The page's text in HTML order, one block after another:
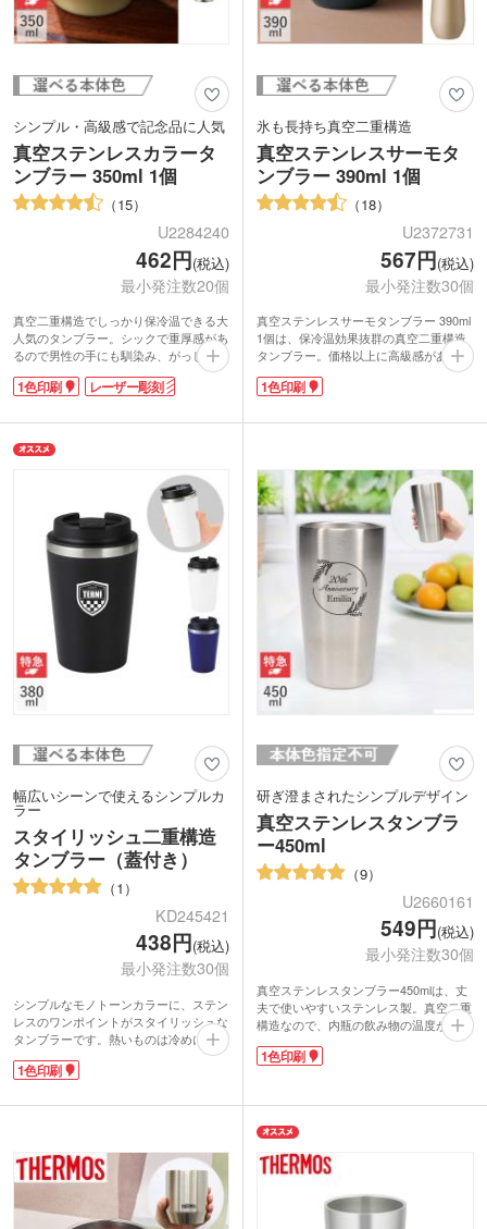
シンプル・高級感で記念品に人気
真空ステンレスカラータ
ンブラー 350ml 1個
15
U2284240
462円(税込)
最小発注数20個
真空二重構造でしっかり保冷温できる大
人気のタンブラー。シックで重厚感があ
るので男性の手にも馴染み、がっしりホ
ールドできる持ちやすい大きさです。幅
の広い口径で飲みやすく、大きな氷もす
感で幅広い層で使いやすいカラー4色展
開。
社名やロゴを入れて特別な記念品の作成
1色印刷 レーザー彫刻
氷も長持ち真空二重構造
真空ステンレスサーモタ
ンブラー 390ml 1個
18
U2372731
567円(税込)
最小発注数30個
真空ステンレスサーモタンブラー 390ml
1個は、保冷温効果抜群の真空二重構造
タンブラー。価格以上に高級感があり、
ご成約記念品などのノベルティに大人気
です。手に馴染む安定感ある丸みをおび
く、大きな氷もすんなり入ります。冷た
ャンパンゴールド・ネイビー・ブラッ
ク・モカブラウン4色からお選びいただ
けます。
1色印刷
幅広いシーンで使えるシンプルカ
ラー
スタイリッシュ二重構造
タンブラー（蓋付き）
1
KD245421
438円(税込)
最小発注数30個
シンプルなモノトーンカラーに、ステン
レスのワンポイントがスタイリッシュな
タンブラーです。熱いものは冷めにく
く、冷たいものは結露しにくい二重構造
になっています。開け閉めラクラクなフ
ト。ホコリなどが入りにくく、飲み口か
1色で名入れが可能です。カフェのロゴ
を印刷してオープン記念や周年記念のノ
ベルティにおすすめです。
1色印刷
研ぎ澄まされたシンプルデザイン
真空ステンレスタンブラ
ー450ml
9
U2660161
549円(税込)
最小発注数30個
真空ステンレスタンブラー450mlは、丈
夫で使いやすいステンレス製。真空二重
構造なので、内瓶の飲み物の温度が外瓶
まで伝わらず、飲み頃の温度を保ちま
す。氷を入れてもほとんど結露せず、コ
ラーです。
450mlと大きめサイズでも、温度が長持
めますね。
シンプルデザインなのでお名入れ部分が
目立ち、開業記念や周年記念などロゴが
映えるので、もらっても喜ばれ長く愛用
1色印刷